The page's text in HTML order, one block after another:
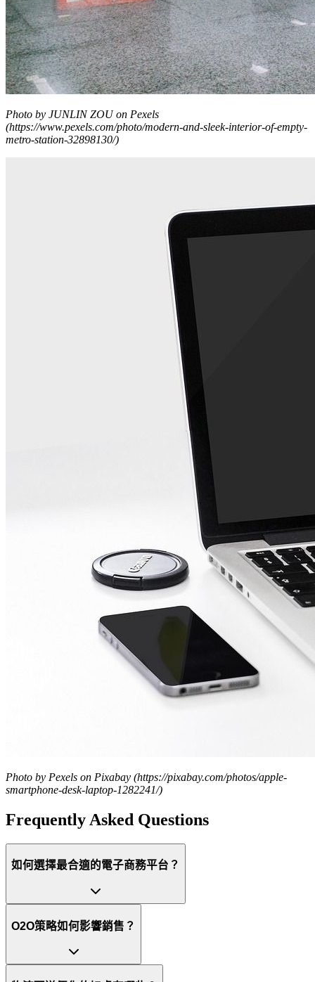
Photo by JUNLIN ZOU on Pexels
(https://www.pexels.com/photo/modern-and-sleek-interior-of-empty-
metro-station-32898130/)
Photo by Pexels on Pixabay (https://pixabay.com/photos/apple-
smartphone-desk-laptop-1282241/)
Frequently Asked Questions
如何選擇最合適的電子商務平台？
O2O策略如何影響銷售？